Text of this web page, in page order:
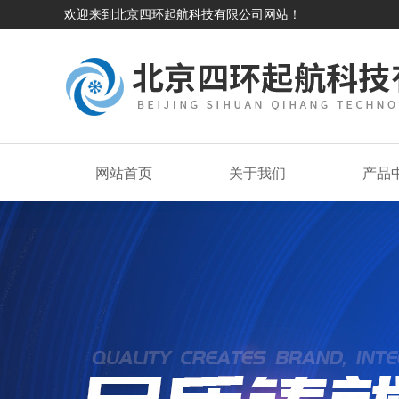
欢迎来到北京四环起航科技有限公司网站！
网站首页 关于我们 产品